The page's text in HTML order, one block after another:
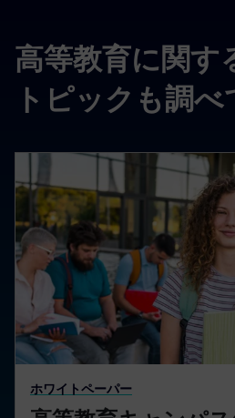
高等教育に関す
トピックも調
ホワイトペーパー